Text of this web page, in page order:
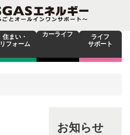
住まい・
リフォーム
カーライフ
ライフ
サポート
お知らせ